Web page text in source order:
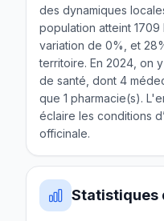
des dynamiques
population atteint
variation de 0%, et
territoire. En 2024, on
de santé, dont 4
que 1 pharmacie(s).
éclaire les conditions
officinale.
Statistiques